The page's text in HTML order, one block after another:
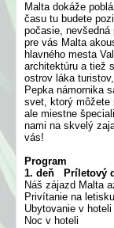
Malta dokáže
času tu budete
počasie, nevšedná
pre vás Malta
hlavného mesta
architektúru a tiež
ostrov láka
Pepka námornika
svet, ktorý môžete
ale miestne
nami na skvelý
vás!
Program
1. deň Príletový
Náš zájazd Malta
Privítanie na letisku
Ubytovanie v hoteli
Noc v hoteli